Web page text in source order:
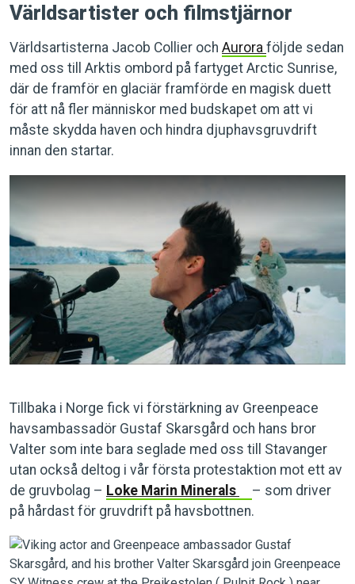
Världsartister och filmstjärnor
Världsartisterna Jacob Collier och Aurora följde sedan
med oss till Arktis ombord på fartyget Arctic Sunrise,
där de framför en glaciär framförde en magisk duett
för att nå fler människor med budskapet om att vi
måste skydda haven och hindra djuphavsgruvdrift
innan den startar.
Tillbaka i Norge fick vi förstärkning av Greenpeace
havsambassadör Gustaf Skarsgård och hans bror
Valter som inte bara seglade med oss till Stavanger
utan också deltog i vår första protestaktion mot ett av
de gruvbolag – Loke Marin Minerals
– som driver
på hårdast för gruvdrift på havsbottnen.